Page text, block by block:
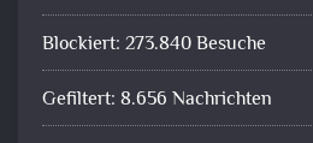
Blockiert: 273.840 Besuche
Gefiltert: 8.656 Nachrichten